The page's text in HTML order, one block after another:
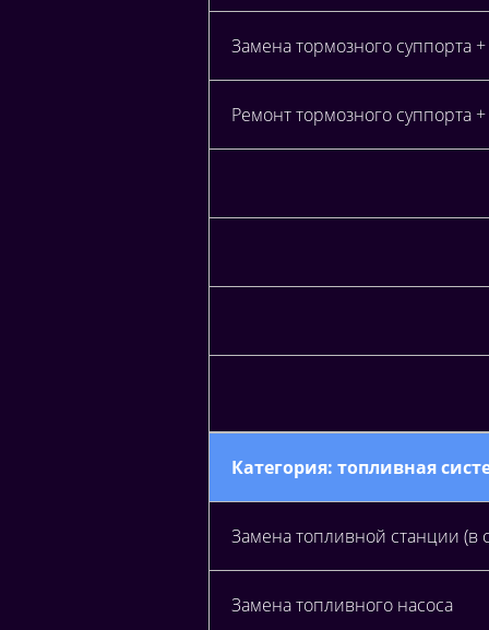
Замена тормозного суппорта
Ремонт тормозного суппорта
Категория: топливная
Замена топливной станции (в
Замена топливного насоса